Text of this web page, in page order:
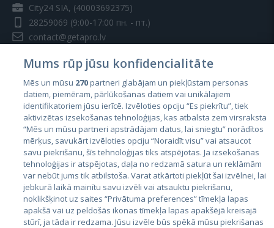
City24 SIA, (40003692375)
28259069 (9:00-17:00 пн. - пт.)
contact@getapro.lv
Страны
Эстония
Латвия
Литва
Mums rūp jūsu konfidencialitāte
Mēs un mūsu 270partneri glabājam un piekļūstam personas
datiem, piemēram, pārlūkošanas datiem vai unikālajiem
identifikatoriem jūsu ierīcē. Izvēloties opciju “Es piekrītu”, tiek
aktivizētas izsekošanas tehnoloģijas, kas atbalsta zem virsraksta
“Mēs un mūsu partneri apstrādājam datus, lai sniegtu” norādītos
mērķus, savukārt izvēloties opciju “Noraidīt visu” vai atsaucot
savu piekrišanu, šīs tehnoloģijas tiks atspējotas. Ja izsekošanas
tehnoloģijas ir atspējotas, daļa no redzamā satura un reklāmām
var nebūt jums tik atbilstoša. Varat atkārtoti piekļūt šai izvēlnei, lai
jebkurā laikā mainītu savu izvēli vai atsauktu piekrišanu,
noklikšķinot uz saites “Privātuma preferences” tīmekļa lapas
apakšā vai uz peldošās ikonas tīmekļa lapas apakšējā kreisajā
stūrī, ja tāda ir redzama. Jūsu izvēle būs spēkā mūsu piekrišanas